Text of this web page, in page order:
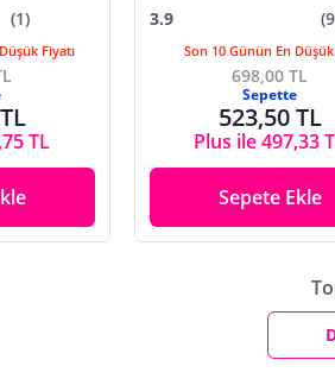
(1)
Fiyatı
TL
3.9
Son 10 Günün En Düşük
698,00 TL
Sepette
523,50 TL
Plus ile 497,33
Sepete Ekle